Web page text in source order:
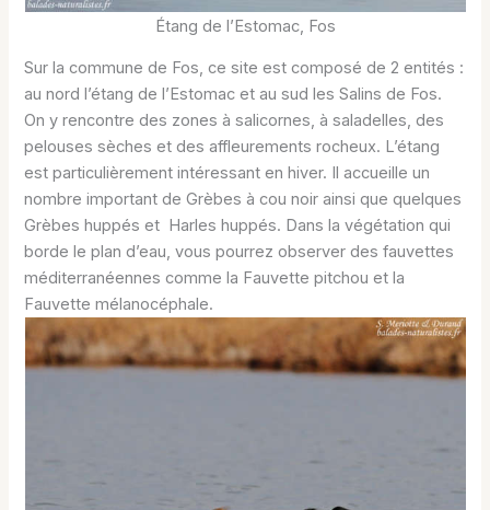
Étang de l’Estomac, Fos
Sur la commune de Fos, ce site est composé de 2 entités :
au nord l’étang de l’Estomac et au sud les Salins de Fos.
On y rencontre des zones à salicornes, à saladelles, des
pelouses sèches et des affleurements rocheux. L’étang
est particulièrement intéressant en hiver. Il accueille un
nombre important de Grèbes à cou noir ainsi que quelques
Grèbes huppés et Harles huppés. Dans la végétation qui
borde le plan d’eau, vous pourrez observer des fauvettes
méditerranéennes comme la Fauvette pitchou et la
Fauvette mélanocéphale.